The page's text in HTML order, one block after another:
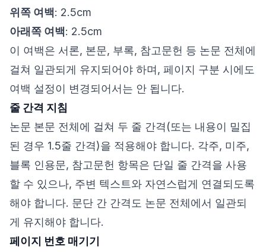
위쪽 여백: 2.5cm
아래쪽 여백: 2.5cm
이 여백은 서론, 본문, 부록, 참고문헌 등 논문 전체에
걸쳐 일관되게 유지되어야 하며, 페이지 구분 시에도
여백 설정이 변경되어서는 안 됩니다.
줄 간격 지침
논문 본문 전체에 걸쳐 두 줄 간격(또는 내용이 밀집
된 경우 1.5줄 간격)을 적용해야 합니다. 각주, 미주,
블록 인용문, 참고문헌 항목은 단일 줄 간격을 사용
할 수 있으나, 주변 텍스트와 자연스럽게 연결되도록
해야 합니다. 문단 간 간격도 논문 전체에서 일관되
게 유지해야 합니다.
페이지 번호 매기기